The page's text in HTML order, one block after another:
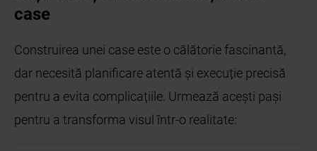
case
Construirea unei case este o călătorie fascinantă,
dar necesită planificare atentă și execuție precisă
pentru a evita complicațiile. Urmează acești pași
pentru a transforma visul într-o realitate: